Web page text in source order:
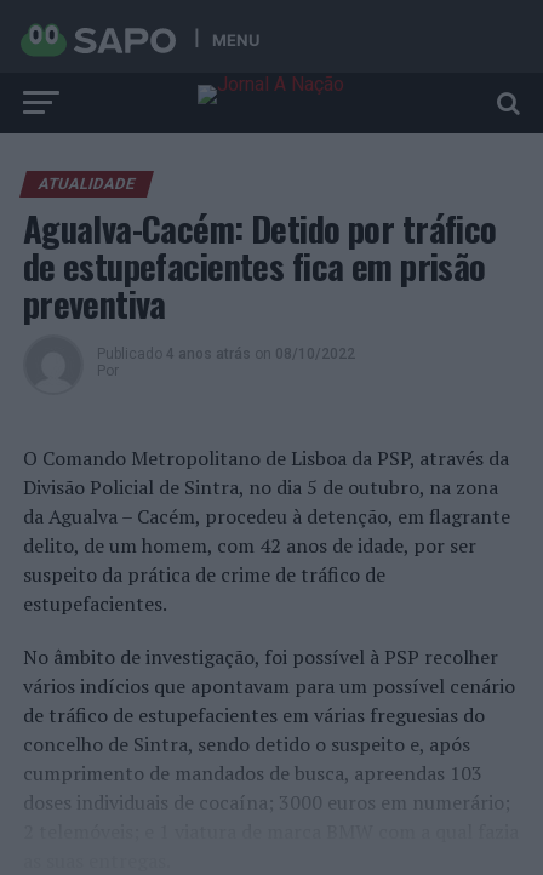
MENU
ATUALIDADE
Agualva-Cacém: Detido por tráfico
de estupefacientes fica em prisão
preventiva
Publicado 4 anos atrás on 08/10/2022
Por
O Comando Metropolitano de Lisboa da PSP, através da
Divisão Policial de Sintra, no dia 5 de outubro, na zona
da Agualva – Cacém, procedeu à detenção, em flagrante
delito, de um homem, com 42 anos de idade, por ser
suspeito da prática de crime de tráfico de
estupefacientes.
No âmbito de investigação, foi possível à PSP recolher
vários indícios que apontavam para um possível cenário
de tráfico de estupefacientes em várias freguesias do
concelho de Sintra, sendo detido o suspeito e, após
cumprimento de mandados de busca, apreendas 103
doses individuais de cocaína; 3000 euros em numerário;